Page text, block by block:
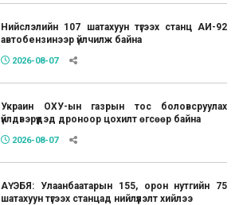
Нийслэлийн 107 шатахуун түгээх станц АИ-92
автобензинээр үйлчилж байна
2026-08-07
Украин ОХУ-ын газрын тос боловсруулах
үйлдвэрүүдэд дроноор цохилт өгсөөр байна
2026-08-07
АҮЭБЯ: Улаанбаатарын 155, орон нутгийн 75
шатахуун түгээх станцад нийлүүлэлт хийлээ